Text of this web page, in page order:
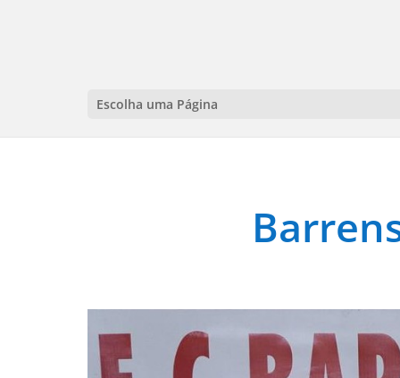
Escolha uma Página